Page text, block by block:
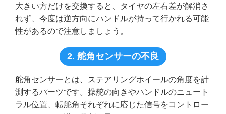
大きい方だけを交換すると、タイヤの左右差が解消さ
れず、今度は逆方向にハンドルが持って行かれる可能
性があるので注意しましょう。
2. 舵角センサーの不良
舵角センサーとは、ステアリングホイールの角度を計
測するパーツです。操舵の向きやハンドルのニュート
ラル位置、転舵角それぞれに応じた信号をコントロー